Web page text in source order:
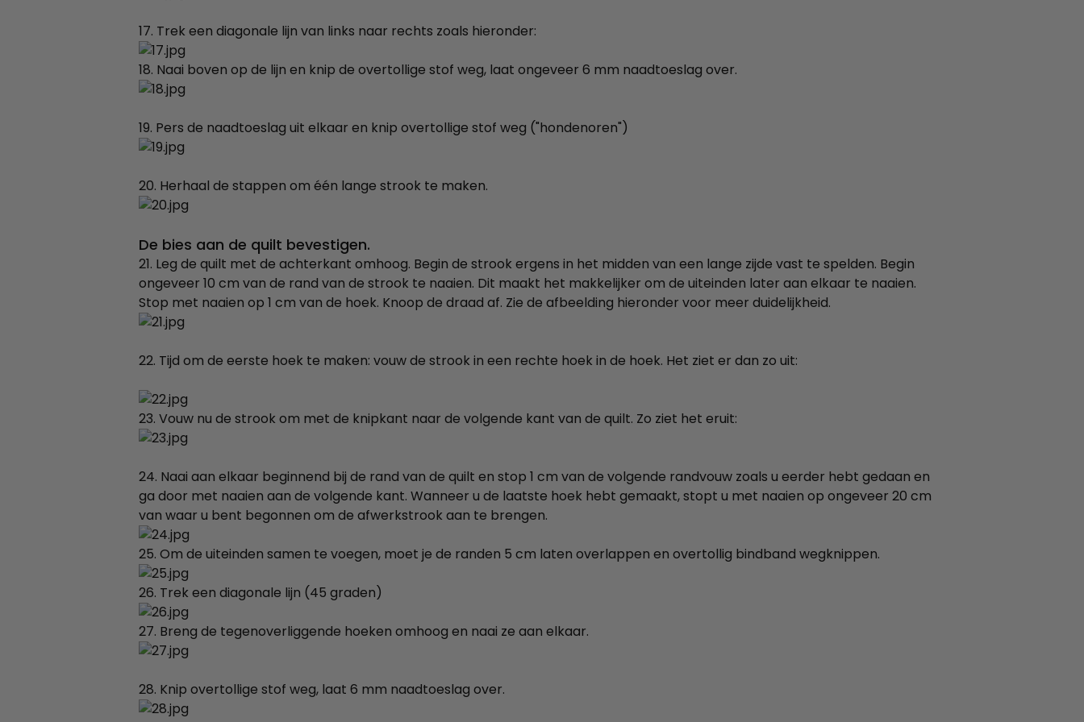
17. Trek een diagonale lijn van links naar rechts zoals hieronder:
18. Naai boven op de lijn en knip de overtollige stof weg, laat ongeveer 6 mm naadtoeslag over.
19. Pers de naadtoeslag uit elkaar en knip overtollige stof weg ("hondenoren")
20. Herhaal de stappen om één lange strook te maken.
De bies aan de quilt bevestigen.
21. Leg de quilt met de achterkant omhoog. Begin de strook ergens in het midden van een lange zijde vast te spelden. Begin
ongeveer 10 cm van de rand van de strook te naaien. Dit maakt het makkelijker om de uiteinden later aan elkaar te naaien.
Stop met naaien op 1 cm van de hoek. Knoop de draad af. Zie de afbeelding hieronder voor meer duidelijkheid.
22. Tijd om de eerste hoek te maken: vouw de strook in een rechte hoek in de hoek. Het ziet er dan zo uit:
23. Vouw nu de strook om met de knipkant naar de volgende kant van de quilt. Zo ziet het eruit:
24. Naai aan elkaar beginnend bij de rand van de quilt en stop 1 cm van de volgende randvouw zoals u eerder hebt gedaan en
ga door met naaien aan de volgende kant. Wanneer u de laatste hoek hebt gemaakt, stopt u met naaien op ongeveer 20 cm
van waar u bent begonnen om de afwerkstrook aan te brengen.
25. Om de uiteinden samen te voegen, moet je de randen 5 cm laten overlappen en overtollig bindband wegknippen.
26. Trek een diagonale lijn (45 graden)
27. Breng de tegenoverliggende hoeken omhoog en naai ze aan elkaar.
28. Knip overtollige stof weg, laat 6 mm naadtoeslag over.